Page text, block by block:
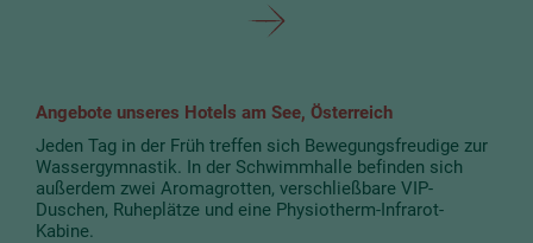
Angebote unseres Hotels am See, Österreich
Jeden Tag in der Früh treffen sich Bewegungsfreudige zur
Wassergymnastik. In der Schwimmhalle befinden sich
außerdem zwei Aromagrotten, verschließbare VIP-
Duschen, Ruheplätze und eine Physiotherm-Infrarot-
Kabine.